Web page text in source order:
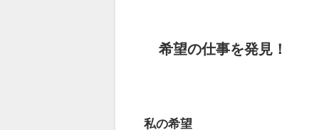
希望の仕事を発見！
私の希望